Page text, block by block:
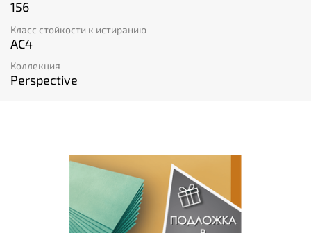
156
Класс стойкости к истиранию
AC4
Коллекция
Perspective